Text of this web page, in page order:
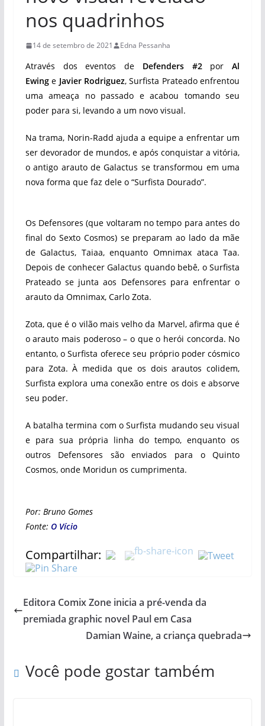
nos quadrinhos
14 de setembro de 2021 Edna Pessanha
Através dos eventos de Defenders #2porAl
Ewinge Javier Rodriguez, Surfista Prateado‎‎ ‎‎enfrentou
uma ameaça no passado e acabou tomando seu
poder para si, levando a um novo visual.
Na trama, Norin-Radd ajuda a equipe a enfrentar um
ser devorador de mundos, e após conquistar a vitória,
o antigo arauto de Galactus se transformou em uma
nova forma que faz dele o “Surfista Dourado”.‎
‎Os Defensores (que voltaram no tempo para antes do
final do Sexto Cosmos) se preparam ao lado da mãe
de Galactus, Taiaa, enquanto Omnimax ataca Taa.
Depois de conhecer Galactus quando bebê, o Surfista
Prateado se junta aos Defensores para enfrentar o
arauto da Omnimax, Carlo Zota.
Zota, que é o vilão mais velho da Marvel, afirma que é
o arauto mais poderoso – o que o herói concorda. No
entanto, ‎‎o Surfista oferece seu próprio poder cósmico
para Zota.‎‎ À medida que os dois arautos colidem,
Surfista explora uma conexão entre os dois e absorve
seu poder.‎
A batalha termina com o Surfista mudando seu visual
e para sua própria linha do tempo, enquanto os
outros Defensores são enviados para o Quinto
Cosmos, onde Moridun os cumprimenta.
Por: Bruno Gomes
Fonte: O Vício
Compartilhar:
Editora Comix Zone inicia a pré-venda da
premiada graphic novel Paul em Casa
Damian Waine, a criança quebrada
Você pode gostar também